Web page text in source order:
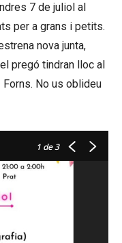
7 de juliol al
per a grans i petits.
nova junta,
pregó tindran lloc al
No us oblideu
1 de 3